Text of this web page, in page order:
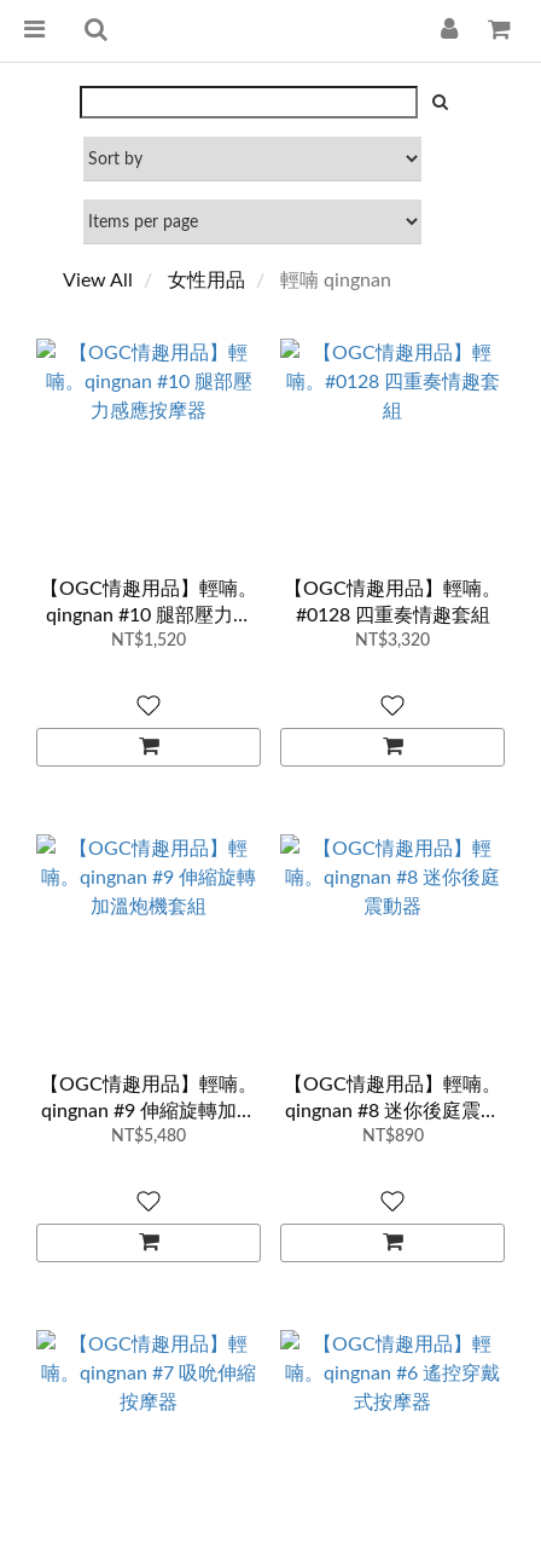
View All 女性用品 輕喃 qingnan
【OGC情趣用品】輕喃。
qingnan #10 腿部壓力感
應按摩器
NT$1,520
【OGC情趣用品】輕喃。
#0128 四重奏情趣套組
NT$3,320
【OGC情趣用品】輕喃。
qingnan #9 伸縮旋轉加溫
炮機套組
NT$5,480
【OGC情趣用品】輕喃。
qingnan #8 迷你後庭震動
器
NT$890